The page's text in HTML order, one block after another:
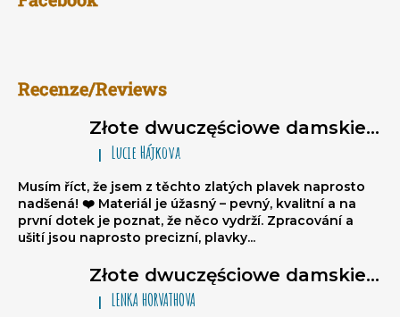
Recenze/Reviews
Złote dwuczęściowe damskie stroje kąpielowe brazylijki Sparkle*Me – bikini wiązane, marszczone brazylijki
Ocena produktu to 5 na 5 gwiazdek.
| Lucie Hájkova
Musím říct, že jsem z těchto zlatých plavek naprosto
nadšená! ❤️ Materiál je úžasný – pevný, kvalitní a na
první dotek je poznat, že něco vydrží. Zpracování a
ušití jsou naprosto precizní, plavky...
Złote dwuczęściowe damskie stroje kąpielowe brazylijki Sparkle*Me – bikini wiązane, marszczone brazylijki
Ocena produktu to 5 na 5 gwiazdek.
| LENKA HORVATHOVA